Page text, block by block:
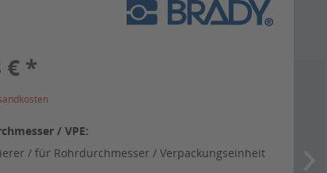
€ *
/ VPE:
/ für Rohrdurchmesser / Verpackungseinheit